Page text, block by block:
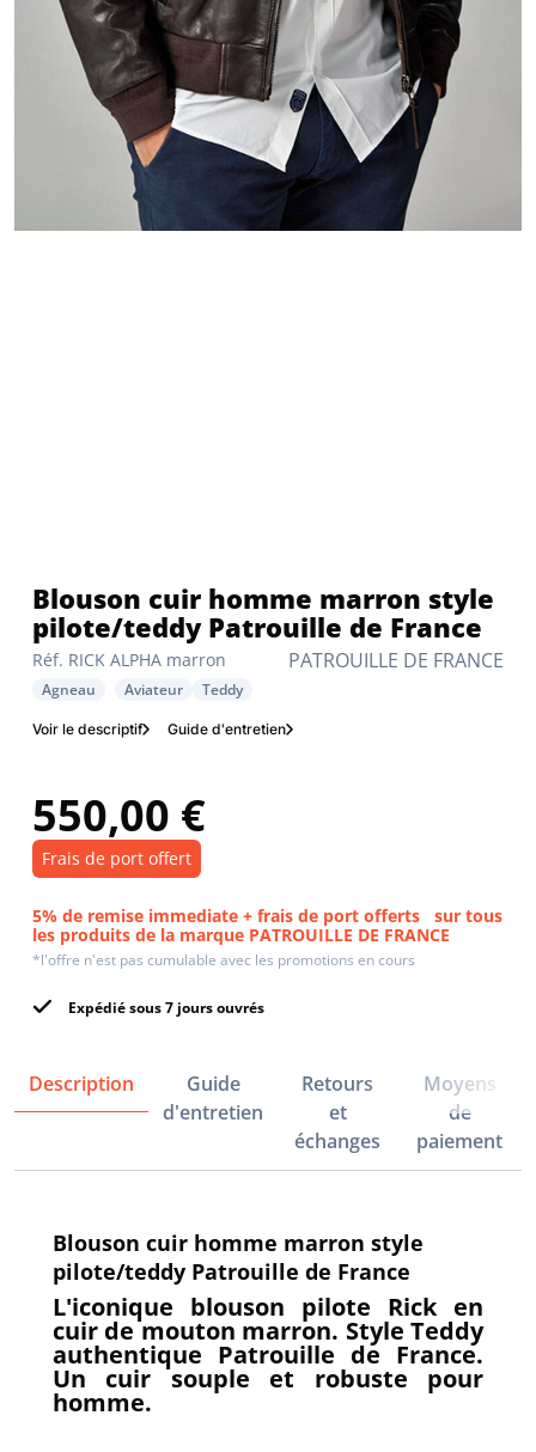
PATROUILLE DE FRANCE
Réf. RICK ALPHA marron
Blouson cuir homme marron style
pilote/teddy Patrouille de France
Agneau Aviateur Teddy
Voir le descriptif Guide d'entretien
550,00 €
Frais de port offert
5% de remise immediate + frais de port offerts sur tous
les produits de la marque PATROUILLE DE FRANCE
*l'offre n'est pas cumulable avec les promotions en cours
Expédié sous 7 jours ouvrés
Description
Guide
d'entretien
Retours
et
échanges
Moyens
de
paiement
Blouson cuir homme marron style
pilote/teddy Patrouille de France
L'iconique blouson pilote Rick en
cuir de mouton marron. Style Teddy
authentique Patrouille de France.
Un cuir souple et robuste pour
homme.